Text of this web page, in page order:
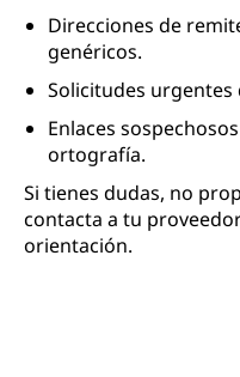
Direcciones de
genéricos.
Solicitudes
Enlaces
ortografía.
Si tienes dudas, no
contacta a tu
orientación.